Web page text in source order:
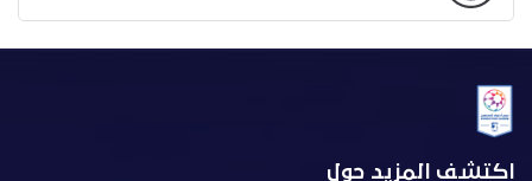
اكتشف المزيد حول